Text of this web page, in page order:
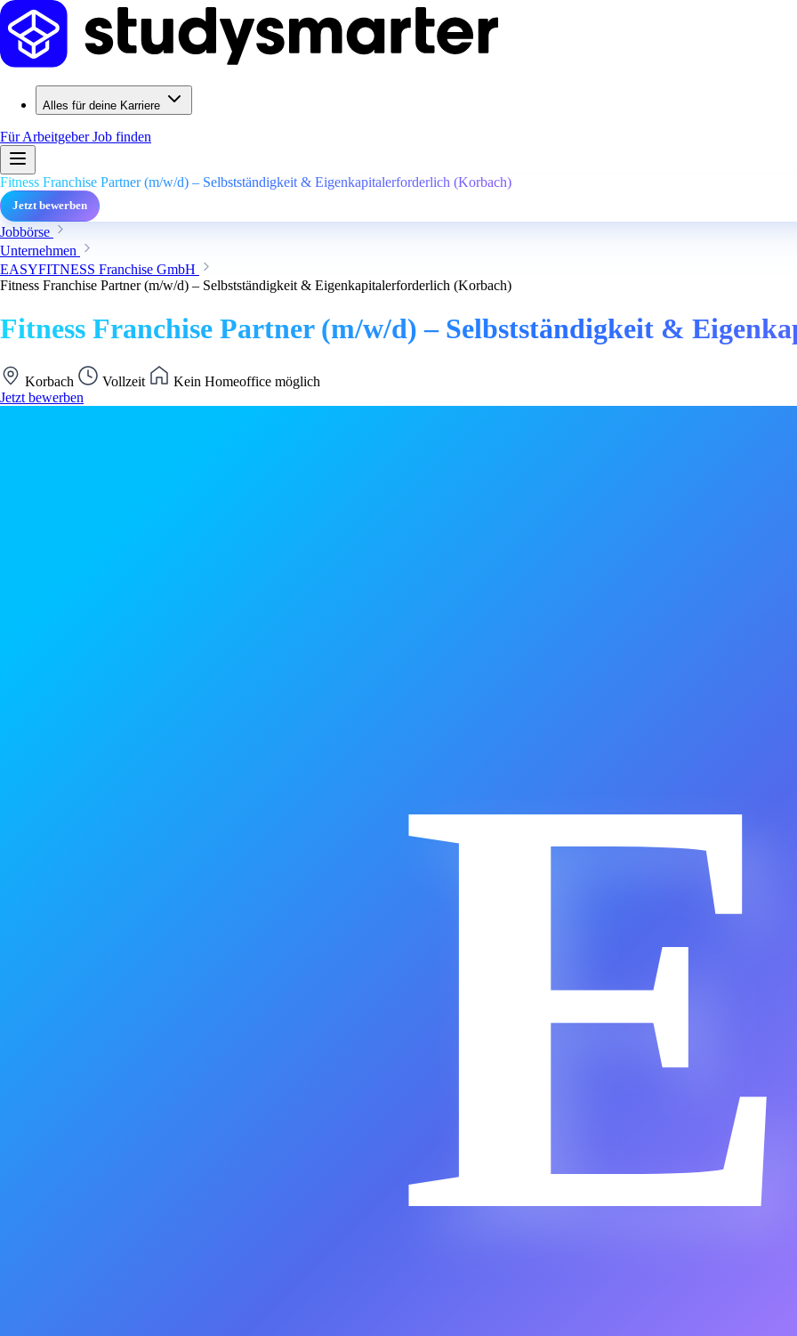
Alles für deine Karriere
Für ArbeitgeberJob finden
Fitness Franchise Partner (m/w/d) – Selbstständigkeit & Eigenkapitalerforderlich (Korbach)
Jetzt bewerben
Jobbörse
Unternehmen
EASYFITNESS Franchise GmbH
Fitness Franchise Partner (m/w/d) – Selbstständigkeit & Eigenkapitalerforderlich (Korbach)
Fitness Franchise Partner (m/w/d) – Selbstständigkeit &
Korbach Vollzeit
Kein Homeoffice möglich
Jetzt bewerben
E